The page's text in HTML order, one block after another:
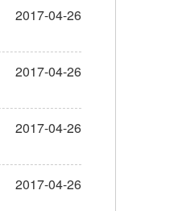
2017-04-26
2017-04-26
2017-04-26
2017-04-26